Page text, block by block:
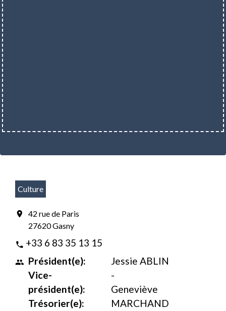
Culture
location_on
42 rue de Paris
27620 Gasny
phone +33 6 83 35 13 15
people Président(e):
Vice-
président(e):
Trésorier(e):
Jessie ABLIN
-
Geneviève
MARCHAND